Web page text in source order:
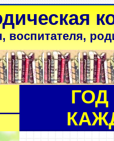
воспитателя,